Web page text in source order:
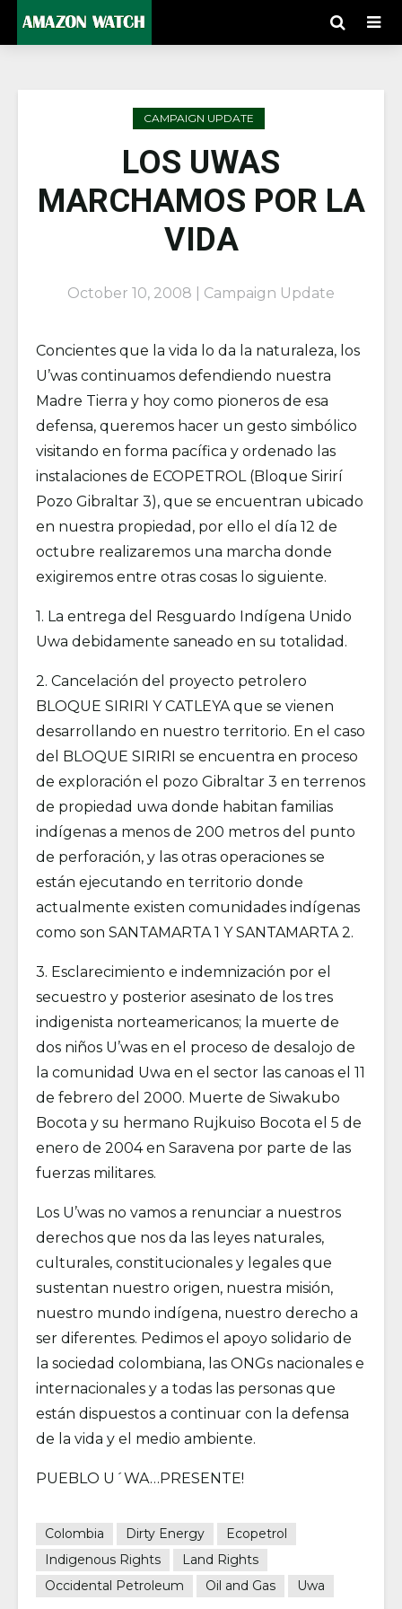
CAMPAIGN UPDATE
LOS UWAS
MARCHAMOS POR LA
VIDA
October 10, 2008 | Campaign Update
Concientes que la vida lo da la naturaleza, los
U’was continuamos defendiendo nuestra
Madre Tierra y hoy como pioneros de esa
defensa, queremos hacer un gesto simbólico
visitando en forma pacífica y ordenado las
instalaciones de ECOPETROL (Bloque Sirirí
Pozo Gibraltar 3), que se encuentran ubicado
en nuestra propiedad, por ello el día 12 de
octubre realizaremos una marcha donde
exigiremos entre otras cosas lo siguiente.
1. La entrega del Resguardo Indígena Unido
Uwa debidamente saneado en su totalidad.
2. Cancelación del proyecto petrolero
BLOQUE SIRIRI Y CATLEYA que se vienen
desarrollando en nuestro territorio. En el caso
del BLOQUE SIRIRI se encuentra en proceso
de exploración el pozo Gibraltar 3 en terrenos
de propiedad uwa donde habitan familias
indígenas a menos de 200 metros del punto
de perforación, y las otras operaciones se
están ejecutando en territorio donde
actualmente existen comunidades indígenas
como son SANTAMARTA 1 Y SANTAMARTA 2.
3. Esclarecimiento e indemnización por el
secuestro y posterior asesinato de los tres
indigenista norteamericanos; la muerte de
dos niños U’was en el proceso de desalojo de
la comunidad Uwa en el sector las canoas el 11
de febrero del 2000. Muerte de Siwakubo
Bocota y su hermano Rujkuiso Bocota el 5 de
enero de 2004 en Saravena por parte de las
fuerzas militares.
Los U’was no vamos a renunciar a nuestros
derechos que nos da las leyes naturales,
culturales, constitucionales y legales que
sustentan nuestro origen, nuestra misión,
nuestro mundo indígena, nuestro derecho a
ser diferentes. Pedimos el apoyo solidario de
la sociedad colombiana, las ONGs nacionales e
internacionales y a todas las personas que
están dispuestos a continuar con la defensa
de la vida y el medio ambiente.
PUEBLO U´WA…PRESENTE!
Colombia Dirty Energy
Ecopetrol
Indigenous Rights
Land Rights
Occidental Petroleum
Oil and Gas Uwa